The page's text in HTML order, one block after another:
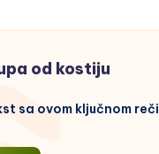
od kostiju
sa ovom ključnom reči